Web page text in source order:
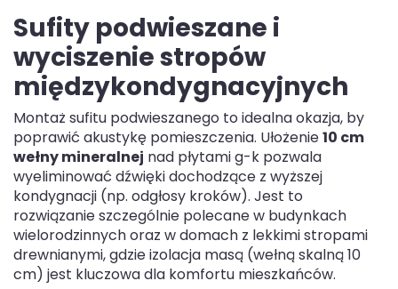
Sufity podwieszane i
wyciszenie stropów
międzykondygnacyjnych
Montaż sufitu podwieszanego to idealna okazja, by
poprawić akustykę pomieszczenia. Ułożenie10 cm
wełny mineralnej nad płytami g-k pozwala
wyeliminować dźwięki dochodzące z wyższej
kondygnacji (np. odgłosy kroków). Jest to
rozwiązanie szczególnie polecane w budynkach
wielorodzinnych oraz w domach z lekkimi stropami
drewnianymi, gdzie izolacja masą (wełną skalną 10
cm) jest kluczowa dla komfortu mieszkańców.